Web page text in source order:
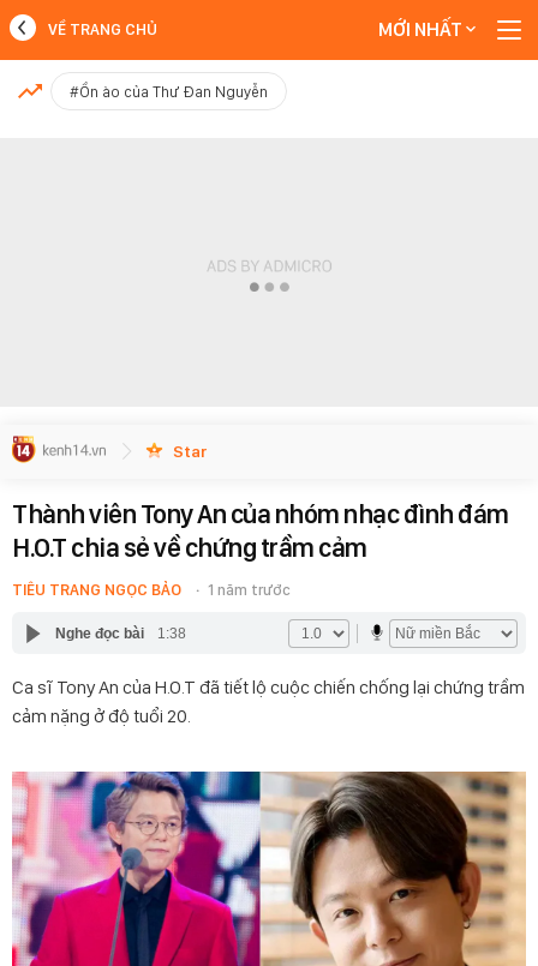
MỚI NHẤT
VỀ TRANG CHỦ MỚI NHẤT
#Ồn ào của Thư Đan Nguyễn
Star
Thành viên Tony An của nhóm nhạc đình đám
H.O.T chia sẻ về chứng trầm cảm
TIÊU TRANG NGỌC BẢO 1 năm trước
Nghe đọc bài 1:38
Ca sĩ Tony An của H.O.T đã tiết lộ cuộc chiến chống lại chứng trầm
cảm nặng ở độ tuổi 20.